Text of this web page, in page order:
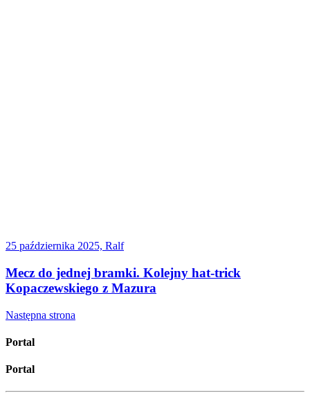
25 października 2025, Ralf
Mecz do jednej bramki. Kolejny hat-trick
Kopaczewskiego z Mazura
Następna strona
Portal
Portal